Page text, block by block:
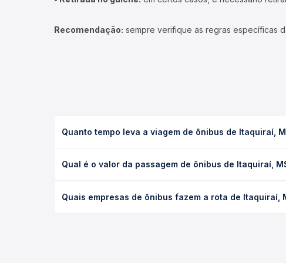
Recomendação: sempre verifique as regras específicas
Quanto tempo leva a viagem de ônibus de Itaquiraí,
(convencional, executivo ou leito) e as condições de
Qual é o valor da passagem de ônibus de Itaquiraí,
de poltrona e a antecedência da compra. Na Quero
Quais empresas de ônibus fazem a rota de Itaquiraí,